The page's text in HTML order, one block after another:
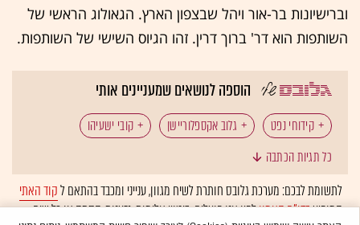
וברישיונות בר-אור ויהל שבצפון הארץ. הגאולוג הראשי של
השותפות הוא דר' ברוך דרין. זהו הגיוס השישי של השותפות.
הוספה לנושאים שמעניינים אותי
קידוחי נפט גלוב אקספלוריישן
קובי ישעיהו
כל תגיות הכתבה
לתשומת לבכם: מערכת גלובס חותרת לשיח מגוון, ענייני ומכבד בהתאם לקוד האתי
המופיעבדו"ח האמוןלפיו אנו פועלים. ביטויי אלימות, גזענות, הסתה או כל שיח